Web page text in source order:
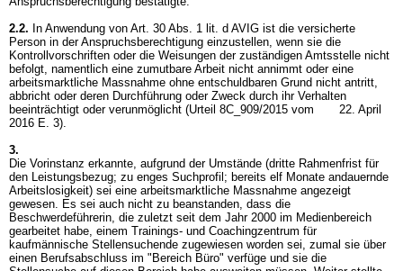
2.2. In Anwendung von Art. 30 Abs. 1 lit. d AVIG ist die versicherte
Person in der Anspruchsberechtigung einzustellen, wenn sie die
Kontrollvorschriften oder die Weisungen der zuständigen Amtsstelle nicht
befolgt, namentlich eine zumutbare Arbeit nicht annimmt oder eine
arbeitsmarktliche Massnahme ohne entschuldbaren Grund nicht antritt,
abbricht oder deren Durchführung oder Zweck durch ihr Verhalten
beeinträchtigt oder verunmöglicht (Urteil 8C_909/2015 vom 22. April
2016 E. 3).
3.
Die Vorinstanz erkannte, aufgrund der Umstände (dritte Rahmenfrist für
den Leistungsbezug; zu enges Suchprofil; bereits elf Monate andauernde
Arbeitslosigkeit) sei eine arbeitsmarktliche Massnahme angezeigt
gewesen. Es sei auch nicht zu beanstanden, dass die
Beschwerdeführerin, die zuletzt seit dem Jahr 2000 im Medienbereich
gearbeitet habe, einem Trainings- und Coachingzentrum für
kaufmännische Stellensuchende zugewiesen worden sei, zumal sie über
einen Berufsabschluss im "Bereich Büro" verfüge und sie die